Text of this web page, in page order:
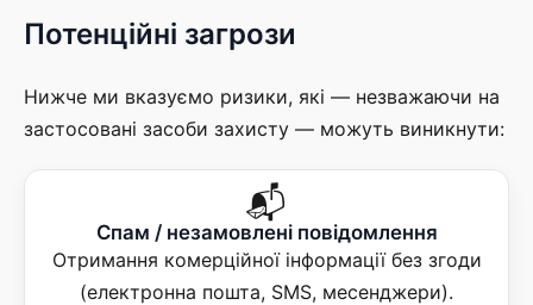
Потенційні загрози
Нижче ми вказуємо ризики, які — незважаючи на
застосовані засоби захисту — можуть виникнути:
📬
Спам / незамовлені повідомлення
Отримання комерційної інформації без згоди
(електронна пошта, SMS, месенджери).